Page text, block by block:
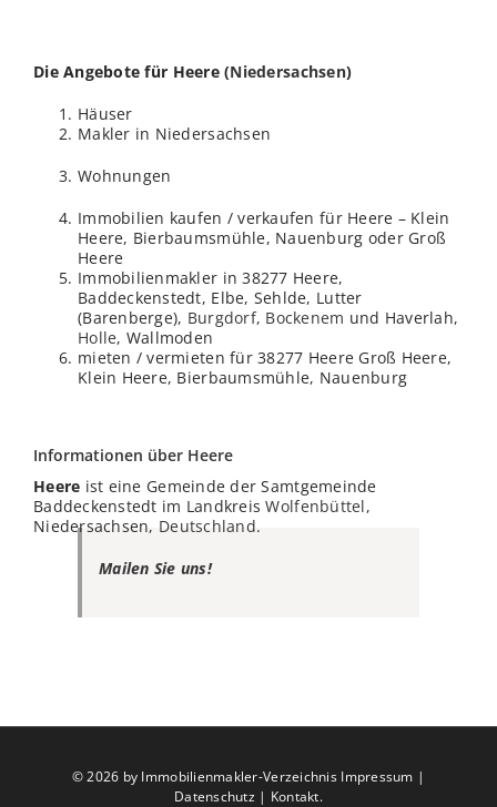
Die Angebote für Heere (Niedersachsen)
Häuser
Makler in Niedersachsen
Wohnungen
Immobilien kaufen / verkaufen für Heere – Klein
Heere, Bierbaumsmühle, Nauenburg oder Groß
Heere
Immobilienmakler in 38277 Heere,
Baddeckenstedt, Elbe, Sehlde, Lutter
(Barenberge), Burgdorf, Bockenem und Haverlah,
Holle, Wallmoden
mieten / vermieten für 38277 Heere Groß Heere,
Klein Heere, Bierbaumsmühle, Nauenburg
Informationen über Heere
Heere ist eine Gemeinde der Samtgemeinde
Baddeckenstedt im LandkreisWolfenbüttel,
Niedersachsen, Deutschland.
Mailen Sie uns!
©2026 by Immobilienmakler-Verzeichnis Impressum |
Datenschutz| Kontakt.